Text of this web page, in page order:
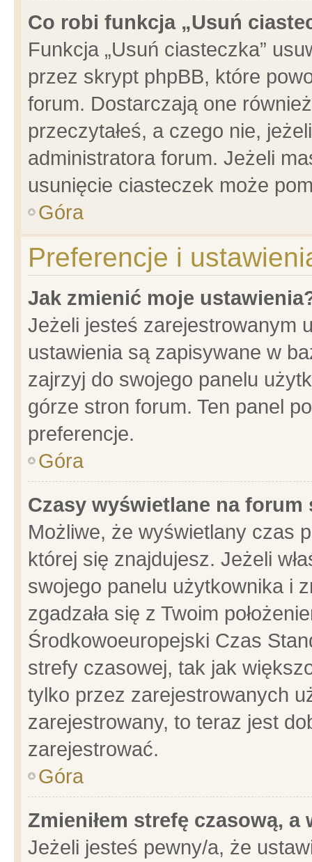
Co robi funkcja „Usuń
Funkcja „Usuń ciasteczka”
przez skrypt phpBB, które
forum. Dostarczają one
przeczytałeś, a czego nie,
administratora forum. Jeżeli
usunięcie ciasteczek może
Góra
Preferencje i
Jak zmienić moje
Jeżeli jesteś zarejestrowanym
ustawienia są zapisywane w
zajrzyj do swojego panelu
górze stron forum. Ten panel
preferencje.
Góra
Czasy wyświetlane na forum
Możliwe, że wyświetlany czas
której się znajdujesz. Jeżeli
swojego panelu użytkownika i
zgadzała się z Twoim
Środkowoeuropejski Czas
strefy czasowej, tak jak
tylko przez zarejestrowanych
zarejestrowany, to teraz jest
zarejestrować.
Góra
Zmieniłem strefę czasową,
Jeżeli jesteś pewny/a, że